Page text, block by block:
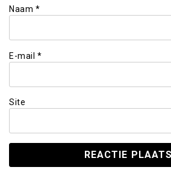
Naam *
E-mail *
Site